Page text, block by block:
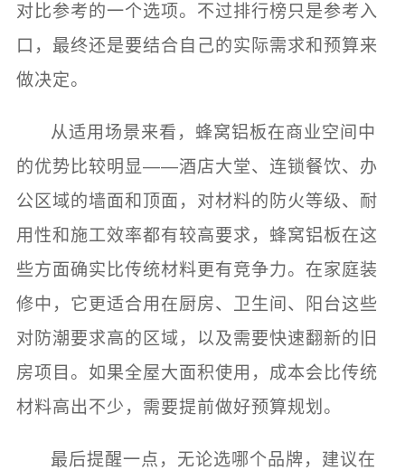
对比参考的一个选项。不过排行榜只是参考入
口，最终还是要结合自己的实际需求和预算来
做决定。
从适用场景来看，蜂窝铝板在商业空间中
的优势比较明显——酒店大堂、连锁餐饮、办
公区域的墙面和顶面，对材料的防火等级、耐
用性和施工效率都有较高要求，蜂窝铝板在这
些方面确实比传统材料更有竞争力。在家庭装
修中，它更适合用在厨房、卫生间、阳台这些
对防潮要求高的区域，以及需要快速翻新的旧
房项目。如果全屋大面积使用，成本会比传统
材料高出不少，需要提前做好预算规划。
最后提醒一点，无论选哪个品牌，建议在